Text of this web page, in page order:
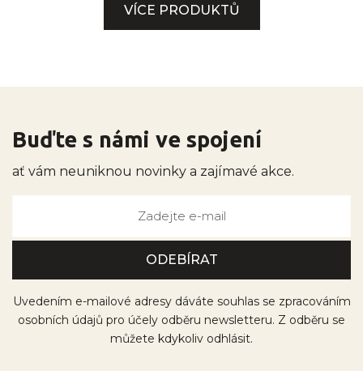
VÍCE PRODUKTŮ
Buďte s námi ve spojení
ať vám neuniknou novinky a zajímavé akce.
Uvedením e-mailové adresy dáváte souhlas se zpracováním
osobních údajů pro účely odběru newsletteru. Z odběru se
můžete kdykoliv odhlásit.